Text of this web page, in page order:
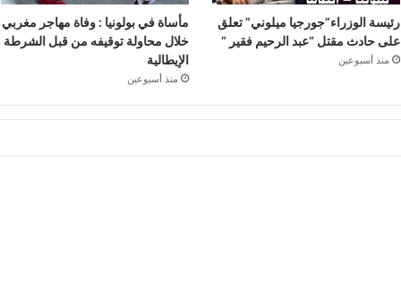
رئيسة الوزراء”جورجيا ميلوني” تعلق
على حادث مقتل “عبد الرحيم فقير “
منذ أسبوعين
مأساة في بولونيا : وفاة مهاجر مغربي
خلال محاولة توقيفه من قبل الشرطة
الإيطالية
منذ أسبوعين